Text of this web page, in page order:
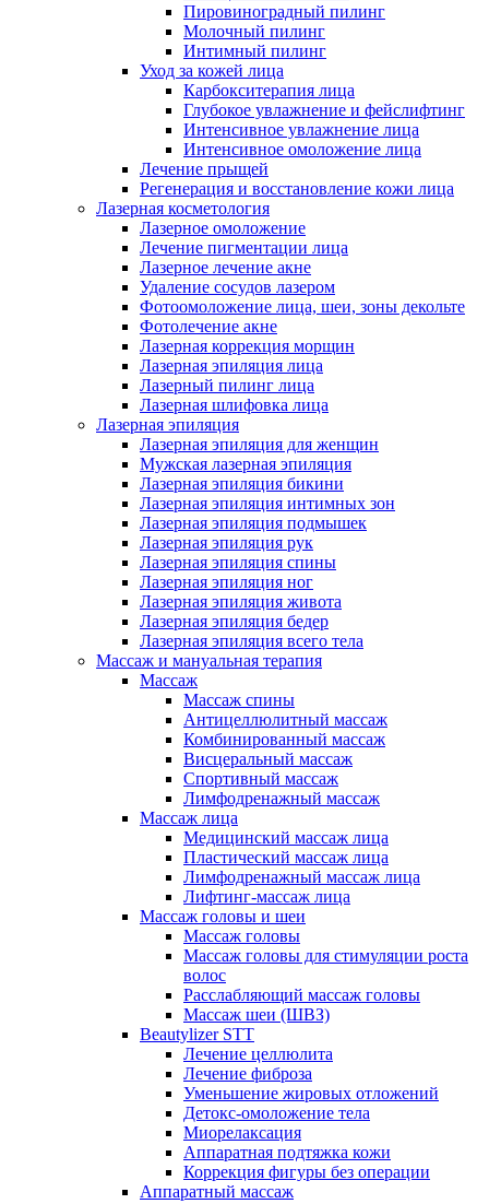
Пировиноградный пилинг
Молочный пилинг
Интимный пилинг
Уход за кожей лица
Карбокситерапия лица
Глубокое увлажнение и фейслифтинг
Интенсивное увлажнение лица
Интенсивное омоложение лица
Лечение прыщей
Регенерация и восстановление кожи лица
Лазерная косметология
Лазерное омоложение
Лечение пигментации лица
Лазерное лечение акне
Удаление сосудов лазером
Фотоомоложение лица, шеи, зоны декольте
Фотолечение акне
Лазерная коррекция морщин
Лазерная эпиляция лица
Лазерный пилинг лица
Лазерная шлифовка лица
Лазерная эпиляция
Лазерная эпиляция для женщин
Мужская лазерная эпиляция
Лазерная эпиляция бикини
Лазерная эпиляция интимных зон
Лазерная эпиляция подмышек
Лазерная эпиляция рук
Лазерная эпиляция спины
Лазерная эпиляция ног
Лазерная эпиляция живота
Лазерная эпиляция бедер
Лазерная эпиляция всего тела
Массаж и мануальная терапия
Массаж
Массаж спины
Антицеллюлитный массаж
Комбинированный массаж
Висцеральный массаж
Спортивный массаж
Лимфодренажный массаж
Массаж лица
Медицинский массаж лица
Пластический массаж лица
Лимфодренажный массаж лица
Лифтинг-массаж лица
Массаж головы и шеи
Массаж головы
Массаж головы для стимуляции роста
волос
Расслабляющий массаж головы
Массаж шеи (ШВЗ)
Beautylizer STT
Лечение целлюлита
Лечение фиброза
Уменьшение жировых отложений
Детокс-омоложение тела
Миорелаксация
Аппаратная подтяжка кожи
Коррекция фигуры без операции
Аппаратный массаж